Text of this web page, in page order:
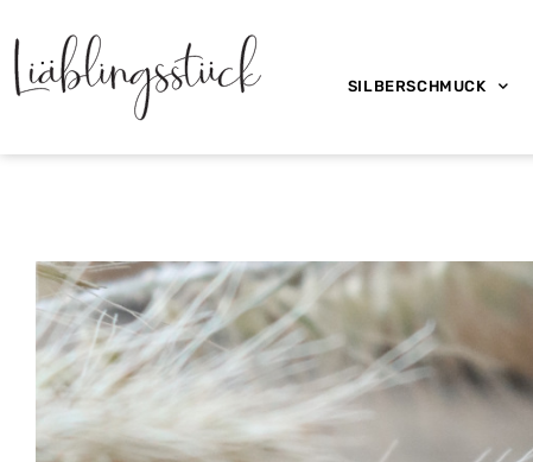
SILBERSCHMUCK